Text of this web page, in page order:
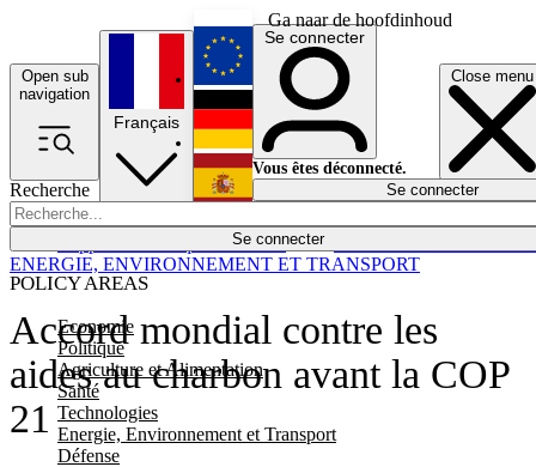
Ga naar de hoofdinhoud
Open sub
navigation
Close menu
Recherche
Se connecter
POLICY AREAS
Economie
Politique
Agriculture et Alimentation
Santé
Technologies
Energie, Environnement et Transport
Défense
Économie
Français
English
Deutsch
Español
Se connecter
Vous êtes déconnecté.
Se connecter
Accord mondial contre les
aides au charbon avant la COP
21
ENERGIE, ENVIRONNEMENT ET TRANSPORT